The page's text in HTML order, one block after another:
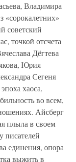
Владимира
«сорокалетних»
советский
точкой отсчета
Дёгтева
Юрия
Сегеня
хаоса,
во всем,
Айсберг
плыла в своем
писателей
единения, опора
выжить в